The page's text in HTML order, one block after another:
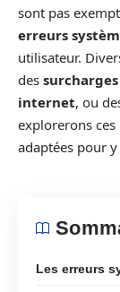
sont pas
erreurs
utilisateur.
des
internet, ou
explorerons
adaptées pour
Les erreurs